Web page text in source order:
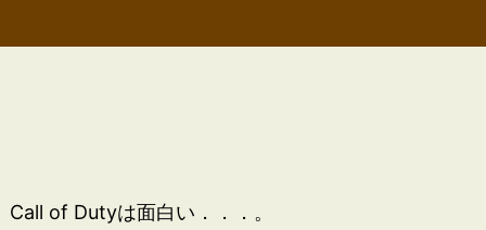
Call of Dutyは面白い．．．。